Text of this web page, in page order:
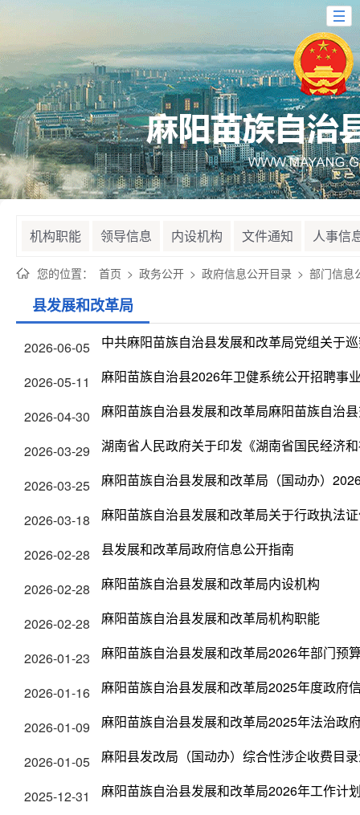
机构职能 领导信息 内设机构 文件通知 人事信
您的位置： 首页 > 政务公开 > 政府信息公开目录 > 部门信息
县发展和改革局
2026-06-05 中共麻阳苗族自治县发展和改革局党组关于
2026-05-11 麻阳苗族自治县2026年卫健系统公开招聘事
2026-04-30 麻阳苗族自治县发展和改革局麻阳苗族自治
2026-03-29 湖南省人民政府关于印发《湖南省国民经济
2026-03-25 麻阳苗族自治县发展和改革局（国动办）
2026-03-18 麻阳苗族自治县发展和改革局关于行政执法
2026-02-28 县发展和改革局政府信息公开指南
2026-02-28 麻阳苗族自治县发展和改革局内设机构
2026-02-28 麻阳苗族自治县发展和改革局机构职能
2026-01-23 麻阳苗族自治县发展和改革局2026年部门预
2026-01-16 麻阳苗族自治县发展和改革局2025年度政府
2026-01-09 麻阳苗族自治县发展和改革局2025年法治政
2026-01-05 麻阳县发改局（国动办）综合性涉企收费目
2025-12-31 麻阳苗族自治县发展和改革局2026年工作计